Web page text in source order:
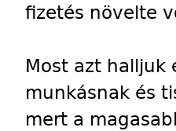
fizetés növelte
Most azt halljuk
munkásnak és
mert a